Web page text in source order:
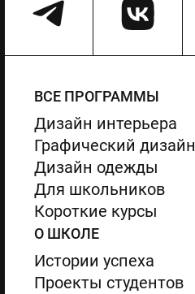
ВСЕ ПРОГРАММЫ
Дизайн интерьера
Графический дизайн
Дизайн одежды
Для школьников
Короткие курсы
О ШКОЛЕ
Истории успеха
Проекты студентов